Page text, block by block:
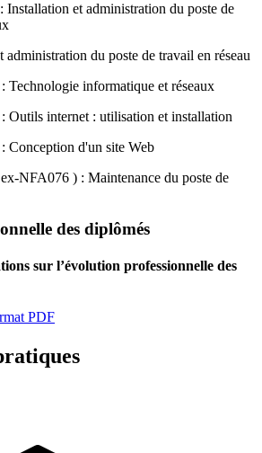
et administration du poste de
du poste de travail en réseau
informatique et réseaux
internet : utilisation et installation
d'un site Web
NFA076 ) : Maintenance du poste de
des diplômés
sur l’évolution professionnelle des
PDF